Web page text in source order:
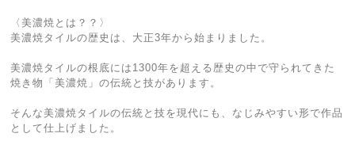
〈美濃焼とは？？〉
美濃焼タイルの歴史は、大正3年から始まりました。
美濃焼タイルの根底には1300年を超える歴史の中で守られてきた
焼き物「美濃焼」の伝統と技があります。
そんな美濃焼タイルの伝統と技を現代にも、なじみやすい形で作品
として仕上げました。